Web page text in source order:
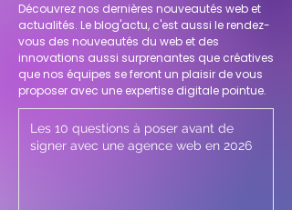
Découvrez nos dernières nouveautés web et
actualités. Le blog'actu, c'est aussi le rendez-
vous des nouveautés du web et des
innovations aussi surprenantes que créatives
que nos équipes se feront un plaisir de vous
proposer avec une expertise digitale pointue.
Les 10 questions à poser avant de
signer avec une agence web en 2026